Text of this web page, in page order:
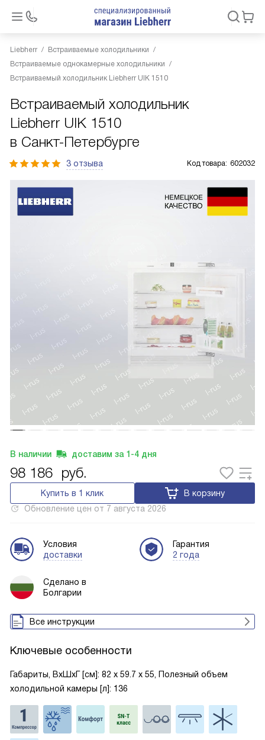
Liebherr
Встраиваемые холодильники
Встраиваемые однокамерные холодильники
Встраиваемый холодильник Liebherr UIK 1510
Встраиваемый холодильник
Liebherr UIK 1510
в Санкт-Петербурге
3 отзыва Код товара: 602032
В наличии доставим за 1-4 дня
98 186 руб.
Купить в 1 клик
В корзину
Обновление цен от 7 августа 2026
Условия
доставки
Гарантия
2 года
Сделано в
Болгарии
Все инструкции
Ключевые особенности
Габариты, ВxШxГ [см]: 82 х 59.7 х 55, Полезный объем
холодильной камеры [л]: 136